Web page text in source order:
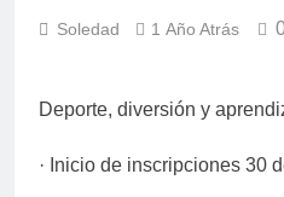
Soledad 1 Año Atrás
Deporte, diversión y
· Inicio de inscripciones 30